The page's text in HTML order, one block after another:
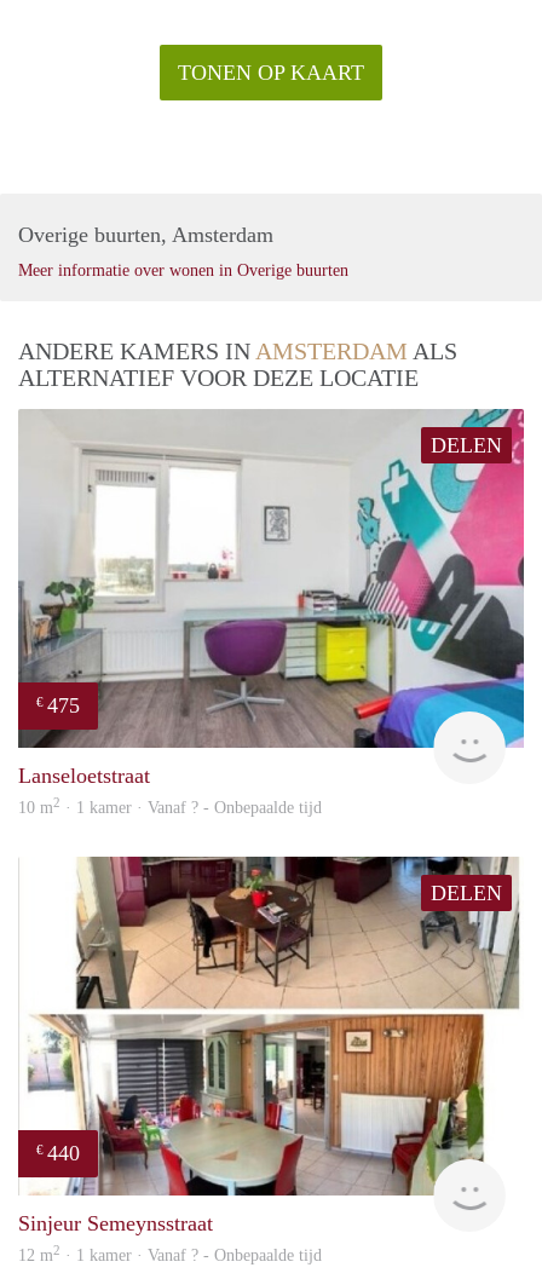
TONEN OP KAART
Overige buurten, Amsterdam
Meer informatie over wonen in Overige buurten
ANDERE KAMERS IN AMSTERDAM ALS
ALTERNATIEF VOOR DEZE LOCATIE
DELEN
€ 475
Lanseloetstraat
10 m2 · 1 kamer · Vanaf ? - Onbepaalde tijd
DELEN
€ 440
Sinjeur Semeynsstraat
12 m2 · 1 kamer · Vanaf ? - Onbepaalde tijd